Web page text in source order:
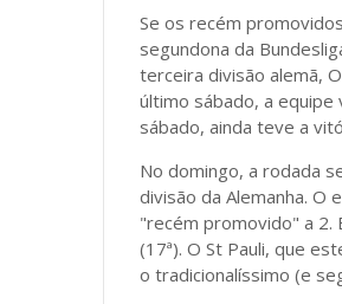
Se os recém
segundona da
terceira divisão alemã,
último sábado, a equipe
sábado, ainda teve a
No domingo, a rodada
divisão da Alemanha. O
"recém promovido" a 2.
(17ª). O St Pauli, que
o tradicionalíssimo (e